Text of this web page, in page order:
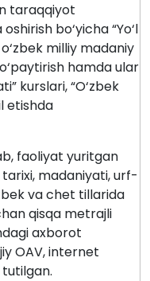
taraqqiyot
bo‘yicha “Yo‘l
milliy madaniy
hamda ular
kurslari, “O‘zbek
etishda
faoliyat yuritgan
tarixi, madaniyati, urf-
va chet tillarida
qisqa metrajli
axborot
OAV, internet